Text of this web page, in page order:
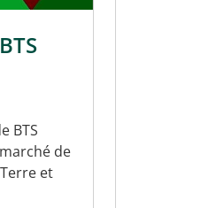
BTS
de
et